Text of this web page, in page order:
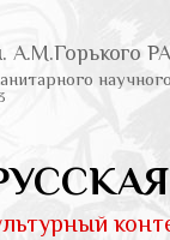
А.М.Горького